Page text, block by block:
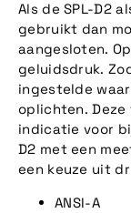
Als de SPL-D2
gebruikt dan
aangesloten.
geluidsdruk.
ingestelde
oplichten.
indicatie voor
D2 met een
een keuze uit
ANSI-A